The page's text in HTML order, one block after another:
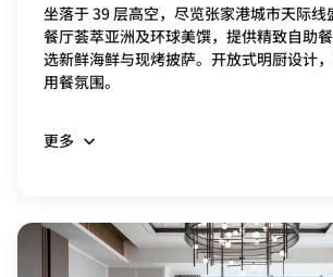
坐落于 39 层高空，尽览张家港城市天际线
餐厅荟萃亚洲及环球美馔，提供精致自助
选新鲜海鲜与现烤披萨。开放式明厨设计
用餐氛围。
更多